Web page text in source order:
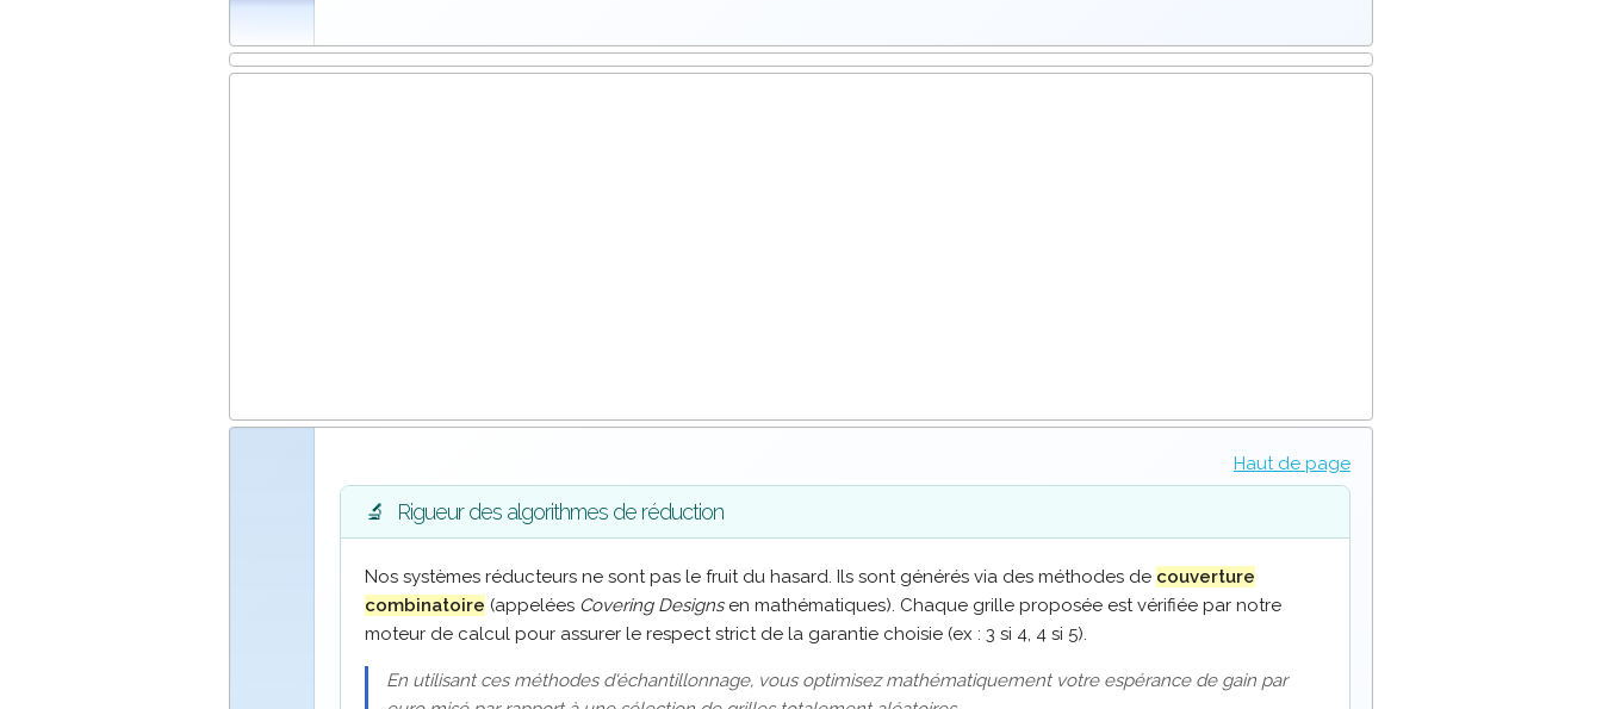
Haut de page
🔬 Rigueur des algorithmes de réduction
Nos systèmes réducteurs ne sont pas le fruit du hasard. Ils sont générés via des méthodes de couverture
combinatoire (appelées Covering Designsen mathématiques). Chaque grille proposée est vérifiée par notre
moteur de calcul pour assurer le respect strict de la garantie choisie (ex : 3 si 4, 4 si 5).
En utilisant ces méthodes d'échantillonnage, vous optimisez mathématiquement votre espérance de gain par